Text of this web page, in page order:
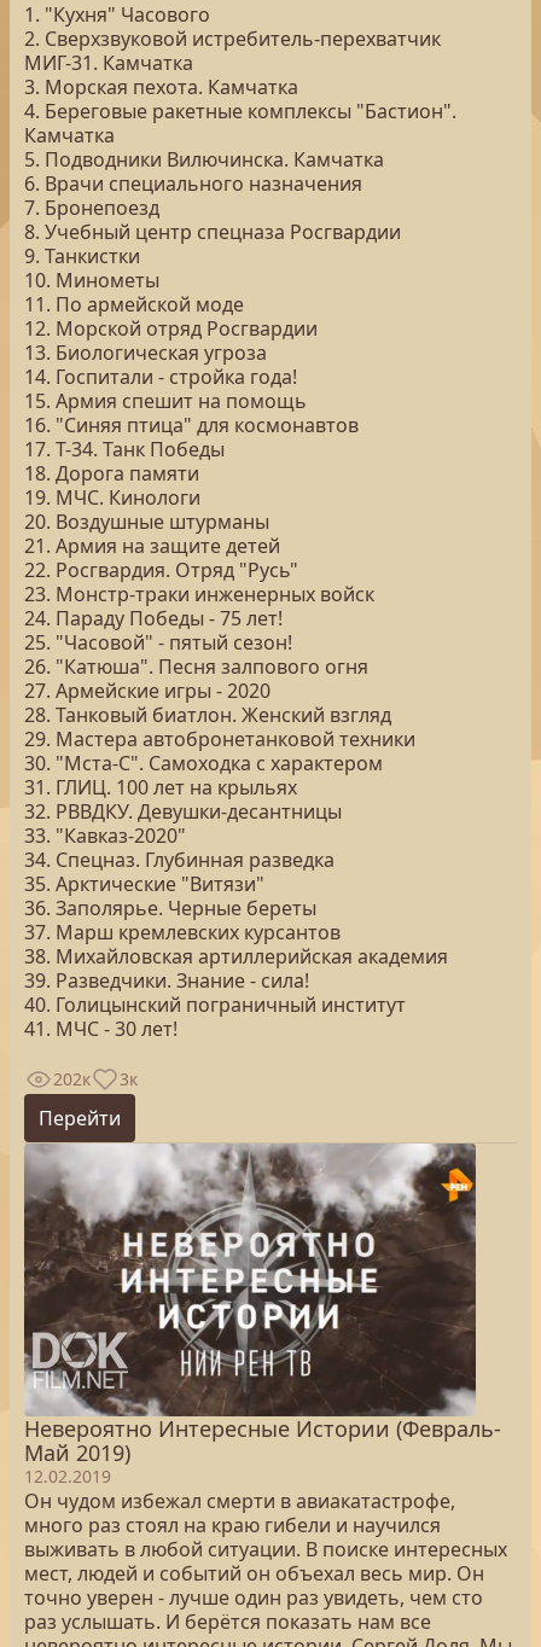
1. "Кухня" Часового
2. Сверхзвуковой истребитель-перехватчик
МИГ-31. Камчатка
3. Морская пехота. Камчатка
4. Береговые ракетные комплексы "Бастион".
Камчатка
5. Подводники Вилючинска. Камчатка
6. Врачи специального назначения
7. Бронепоезд
8. Учебный центр спецназа Росгвардии
9. Танкистки
10. Минометы
11. По армейской моде
12. Морской отряд Росгвардии
13. Биологическая угроза
14. Госпитали - стройка года!
15. Армия спешит на помощь
16. "Синяя птица" для космонавтов
17. Т-34. Танк Победы
18. Дорога памяти
19. МЧС. Кинологи
20. Воздушные штурманы
21. Армия на защите детей
22. Росгвардия. Отряд "Русь"
23. Монстр-траки инженерных войск
24. Параду Победы - 75 лет!
25. "Часовой" - пятый сезон!
26. "Катюша". Песня залпового огня
27. Армейские игры - 2020
28. Танковый биатлон. Женский взгляд
29. Мастера автобронетанковой техники
30. "Мста-С". Самоходка с характером
31. ГЛИЦ. 100 лет на крыльях
32. РВВДКУ. Девушки-десантницы
33. "Кавказ-2020"
34. Спецназ. Глубинная разведка
35. Арктические "Витязи"
36. Заполярье. Черные береты
37. Марш кремлевских курсантов
38. Михайловская артиллерийская академия
39. Разведчики. Знание - сила!
40. Голицынский пограничный институт
41. МЧС - 30 лет!
202к 3к
Перейти
Невероятно Интересные Истории (Февраль-
Май 2019)
12.02.2019
Он чудом избежал смерти в авиакатастрофе,
много раз стоял на краю гибели и научился
выживать в любой ситуации. В поиске интересных
мест, людей и событий он объехал весь мир. Он
точно уверен - лучше один раз увидеть, чем сто
раз услышать. И берётся показать нам все